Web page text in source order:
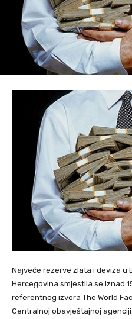
Najveće rezerve zlata i deviza u
Hercegovina smjestila se iznad
referentnog izvora The World
Centralnoj obavještajnoj